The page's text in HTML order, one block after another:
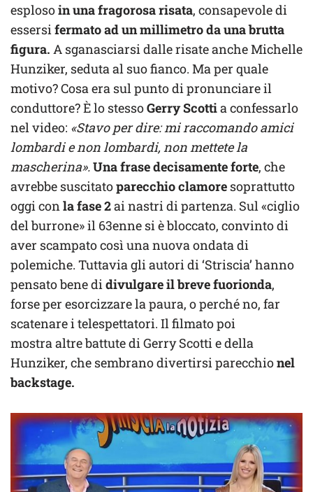
esplosoin una fragorosa risata, consapevole di
essersifermato ad un millimetro da una brutta
figura. A sganasciarsi dalle risate anche Michelle
Hunziker, seduta al suo fianco. Ma per quale
motivo? Cosa era sul punto di pronunciare il
conduttore? È lo stessoGerry Scottia confessarlo
nel video: «Stavo per dire: mi raccomando amici
lombardi e non lombardi, non mettete la
mascherina».Una frase decisamente forte, che
avrebbe suscitatoparecchio clamore soprattutto
oggi conla fase 2ai nastri di partenza. Sul «ciglio
del burrone» il 63enne si è bloccato, convinto di
aver scampato così una nuova ondata di
polemiche. Tuttavia gli autori di ‘Striscia’ hanno
pensato bene didivulgare il breve fuorionda,
forse per esorcizzare la paura, o perché no, far
scatenare i telespettatori. Il filmato poi
mostra altre battute di Gerry Scotti e della
Hunziker, che sembrano divertirsi parecchionel
backstage.